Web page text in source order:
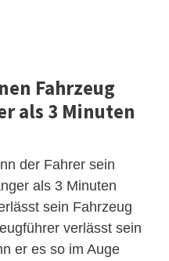
Fahrzeug
als 3 Minuten
der Fahrer sein
als 3 Minuten
sein Fahrzeug
verlässt sein
er es so im Auge